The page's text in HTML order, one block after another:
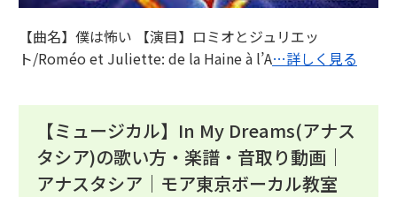
【曲名】僕は怖い 【演目】ロミオとジュリエッ
ト/Roméo et Juliette: de la Haine à l’A…詳しく見る
【ミュージカル】In My Dreams(アナス
タシア)の歌い方・楽譜・音取り動画｜
アナスタシア｜モア東京ボーカル教室